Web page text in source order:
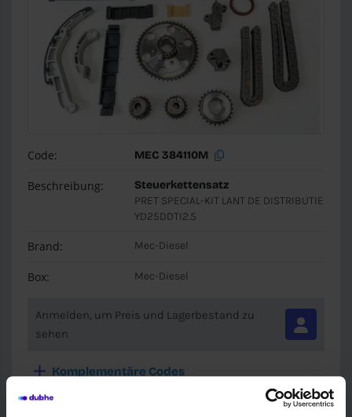
Code: MEC 384110M
Beschreibung:
Steuerkettensatz
PRET SPECIAL-KIT LANT DE DISTRIBUTIE
YD25DDTI2.5
Brand: Mec-Diesel
Box: Mec-Diesel
Anmelden, um Preis und Lagerbestand zu
sehen
Komplementäre Codes